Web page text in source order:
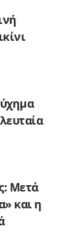
Μετά
και η